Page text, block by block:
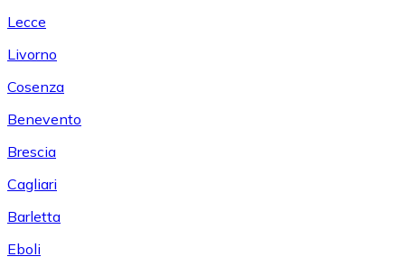
Lecce
Livorno
Cosenza
Benevento
Brescia
Cagliari
Barletta
Eboli